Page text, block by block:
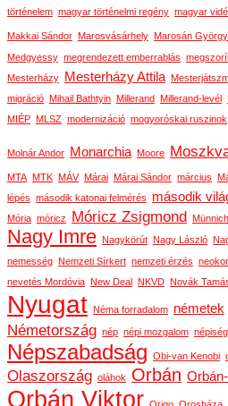
történelem magyar történelmi regény magyar
Makkai Sándor Marosvásárhely Marosán György
Medgyessy megrendezett emberrablás
Mesterházy
Mesterházy Attila
migráció Mihail Bathtyin Millerand Millerand-levél
MIÉP MLSZ modernizáció mogyoróskai ruszinok
Molnár Andor Monarchia Moore
MTA MTK MÁV Márai Márai Sándor március
lépés második katonai felmérés második
Mória móricz Móricz Zsigmond Münnich
Nagy Imre Nagykörút Nagy László
nemesség Nemzeti Sírkert nemzeti érzés
nevetés Mordóvia New Deal NKVD Novák
Nyugat Néma forradalom németek
Németország nép népi mozgalom népiség
Népszabadság Obi-van Kenobi
Olaszország oláhok Orbán
Orbán Viktor